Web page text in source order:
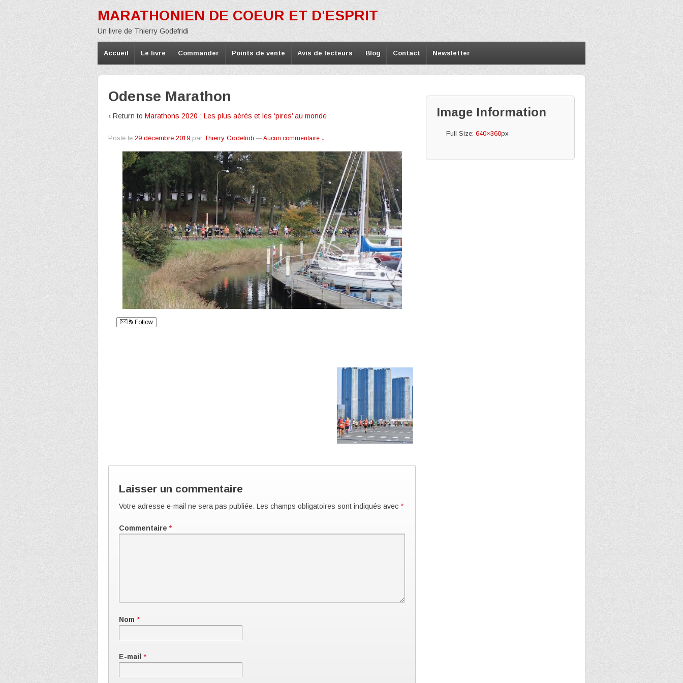
MARATHONIEN DE COEUR ET D'ESPRIT
Un livre de Thierry Godefridi
Accueil Le livre Commander Points de vente Avis de lecteurs Blog Contact Newsletter
Odense Marathon
‹ Return to Marathons 2020 : Les plus aérés et les ‘pires’ au monde
Posté le 29 décembre 2019 par Thierry Godefridi —Aucun commentaire ↓
Follow
Laisser un commentaire
Votre adresse e-mail ne sera pas publiée. Les champs obligatoires sont indiqués avec *
Commentaire *
Nom *
E-mail *
Image Information
Full Size:640×360px